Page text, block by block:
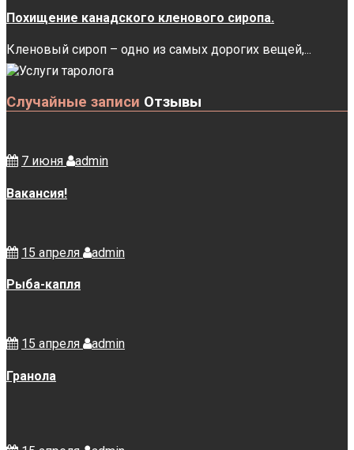
Похищение канадского кленового сиропа.
Кленовый сироп – одно из самых дорогих вещей,...
Случайные записи Отзывы
7 июня admin
Вакансия!
15 апреля admin
Рыба-капля
15 апреля admin
Гранола